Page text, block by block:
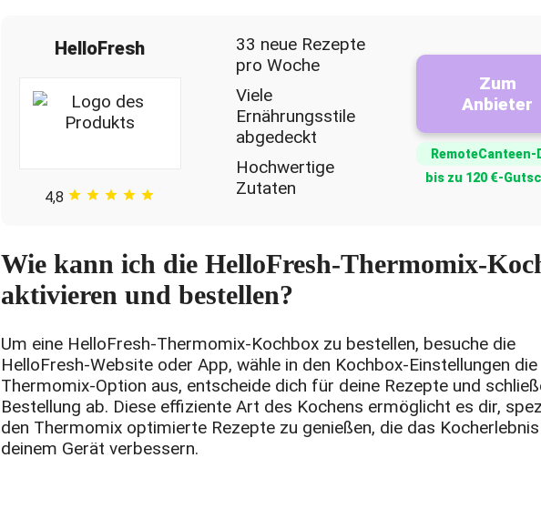
HelloFresh
4,8
33 neue Rezepte
pro Woche
Viele
Ernährungsstile
abgedeckt
Hochwertige
Zutaten
Zum
Anbieter
RemoteCanteen-
bis zu 120 €-
Wie kann ich die HelloFresh-Thermomix-
aktivieren und bestellen?
Um eine HelloFresh-Thermomix-Kochbox zu bestellen, besuche die
HelloFresh-Website oder App, wähle in den Kochbox-Einstellungen die
Thermomix-Option aus, entscheide dich für deine Rezepte und
Bestellung ab. Diese effiziente Art des Kochens ermöglicht es dir,
den Thermomix optimierte Rezepte zu genießen, die das
deinem Gerät verbessern.